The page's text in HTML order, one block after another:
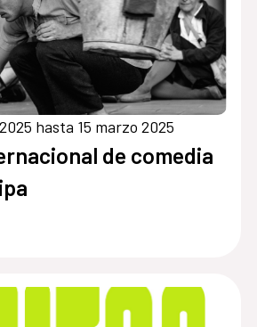
hasta 15 marzo 2025
de comedia